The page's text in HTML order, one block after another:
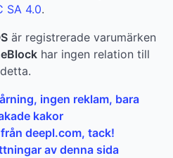
SA 4.0.
är registrerade varumärken
har ingen relation till
detta.
ingen reklam, bara
kakor
deepl.com, tack!
av denna sida